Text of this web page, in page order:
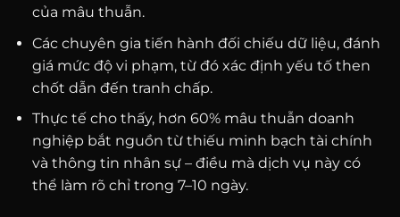
của mâu thuẫn.
Các chuyên gia tiến hành đối chiếu dữ liệu, đánh
giá mức độ vi phạm, từ đó xác định yếu tố then
chốt dẫn đến tranh chấp.
Thực tế cho thấy, hơn 60% mâu thuẫn doanh
nghiệp bắt nguồn từ thiếu minh bạch tài chính
và thông tin nhân sự – điều mà dịch vụ này có
thể làm rõ chỉ trong 7–10 ngày.